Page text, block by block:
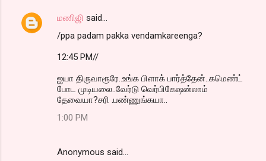
மணிஜி said…
/ppa padam pakka vendamkareenga?
12:45 PM//
ஐயா திருவாரூரே..உங்க பிளாக் பார்த்தேன்..கமெண்ட்
போட முடியலை..வேர்டு வெர்பிகேஷன்லாம்
தேவையா?சரி .பண்ணுங்கயா..
1:00 PM
Anonymous said…